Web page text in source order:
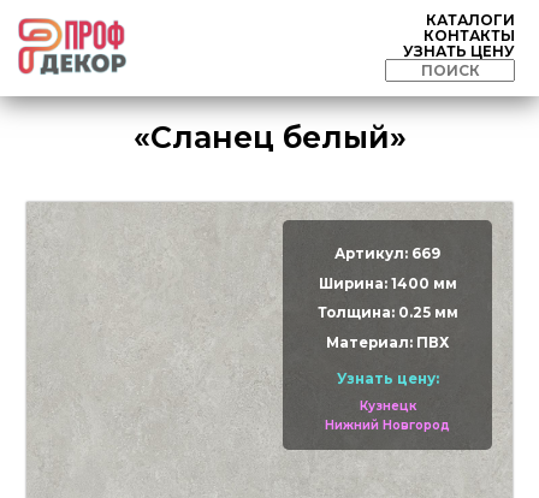
КАТАЛОГИ
КОНТАКТЫ
УЗНАТЬ ЦЕНУ
«Сланец белый»
Артикул: 669
Ширина: 1400 мм
Толщина: 0.25 мм
Материал: ПВХ
Узнать цену:
Кузнецк
Нижний Новгород